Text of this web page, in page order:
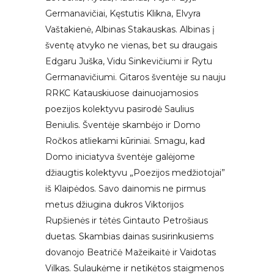
Germanavičiai, Kęstutis Klikna, Elvyra
Vaštakienė, Albinas Stakauskas. Albinas į
šventę atvyko ne vienas, bet su draugais
Edgaru Juška, Vidu Sinkevičiumi ir Rytu
Germanavičiumi. Gitaros šventėje su nauju
RRKC Katauskiuose dainuojamosios
poezijos kolektyvu pasirodė Saulius
Beniulis. Šventėje skambėjo ir Domo
Ročkos atliekami kūriniai. Smagu, kad
Domo iniciatyva šventėje galėjome
džiaugtis kolektyvu „Poezijos medžiotojai”
iš Klaipėdos. Savo dainomis ne pirmus
metus džiugina dukros Viktorijos
Rupšienės ir tėtės Gintauto Petrošiaus
duetas. Skambias dainas susirinkusiems
dovanojo Beatričė Mažeikaitė ir Vaidotas
Vilkas. Sulaukėme ir netikėtos staigmenos